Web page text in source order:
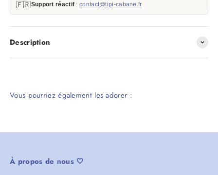
🇫🇷Support réactif :contact@tipi-cabane.fr
Description
Vous pourriez également les adorer :
À propos de nous 🤍